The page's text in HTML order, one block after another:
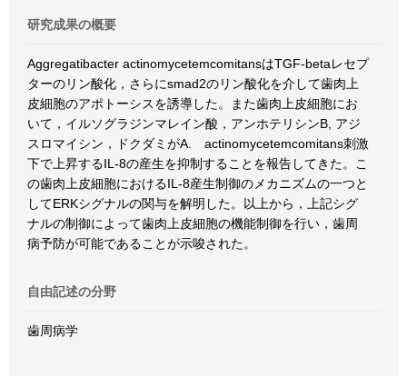
研究成果の概要
Aggregatibacter actinomycetemcomitansはTGF-betaレセプ
ターのリン酸化，さらにsmad2のリン酸化を介して歯肉上
皮細胞のアポトーシスを誘導した。また歯肉上皮細胞にお
いて，イルソグラジンマレイン酸，アンホテリシンB, アジ
スロマイシン，ドクダミがA. actinomycetemcomitans刺激
下で上昇するIL-8の産生を抑制することを報告してきた。こ
の歯肉上皮細胞におけるIL-8産生制御のメカニズムの一つと
してERKシグナルの関与を解明した。以上から，上記シグ
ナルの制御によって歯肉上皮細胞の機能制御を行い，歯周
病予防が可能であることが示唆された。
自由記述の分野
歯周病学